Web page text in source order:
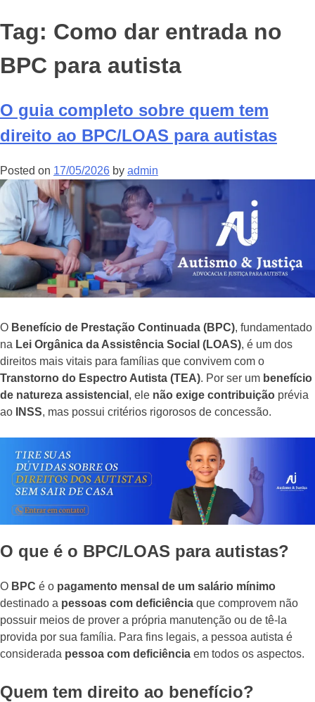
Tag: Como dar entrada no
BPC para autista
O guia completo sobre quem tem
direito ao BPC/LOAS para autistas
Posted on 17/05/2026 by admin
O Benefício de Prestação Continuada (BPC), fundamentado
na Lei Orgânica da Assistência Social (LOAS), é um dos
direitos mais vitais para famílias que convivem com o
Transtorno do Espectro Autista (TEA). Por ser um benefício
de natureza assistencial , ele não exige contribuição prévia
ao
INSS, mas possui critérios rigorosos de concessão.
O que é o BPC/LOAS para autistas?
O BPC é o pagamento mensal de um salário mínimo
destinado a pessoas com deficiência que comprovem não
possuir meios de prover a própria manutenção ou de tê-la
provida por sua família. Para fins legais, a pessoa autista é
considerada pessoa com deficiência em todos os aspectos.
Quem tem direito ao benefício?